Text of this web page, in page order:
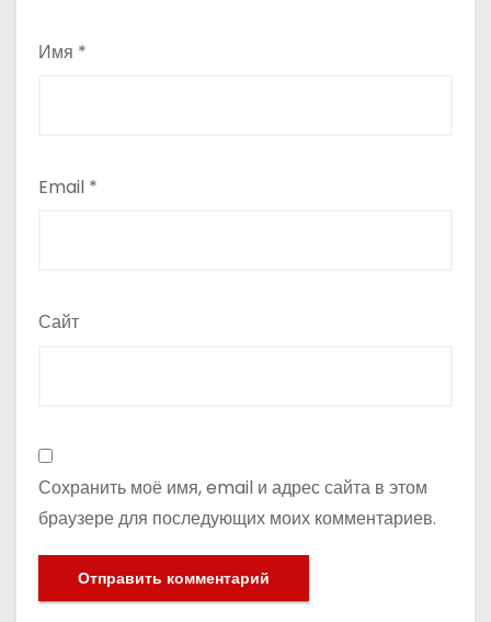
Имя *
Email *
Сайт
Сохранить моё имя, email и адрес сайта в этом
браузере для последующих моих комментариев.